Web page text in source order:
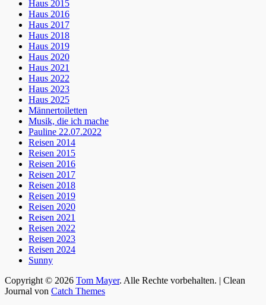
Haus 2015
Haus 2016
Haus 2017
Haus 2018
Haus 2019
Haus 2020
Haus 2021
Haus 2022
Haus 2023
Haus 2025
Männertoiletten
Musik, die ich mache
Pauline 22.07.2022
Reisen 2014
Reisen 2015
Reisen 2016
Reisen 2017
Reisen 2018
Reisen 2019
Reisen 2020
Reisen 2021
Reisen 2022
Reisen 2023
Reisen 2024
Sunny
Copyright © 2026 Tom Mayer. Alle Rechte vorbehalten. | Clean
Journal von Catch Themes